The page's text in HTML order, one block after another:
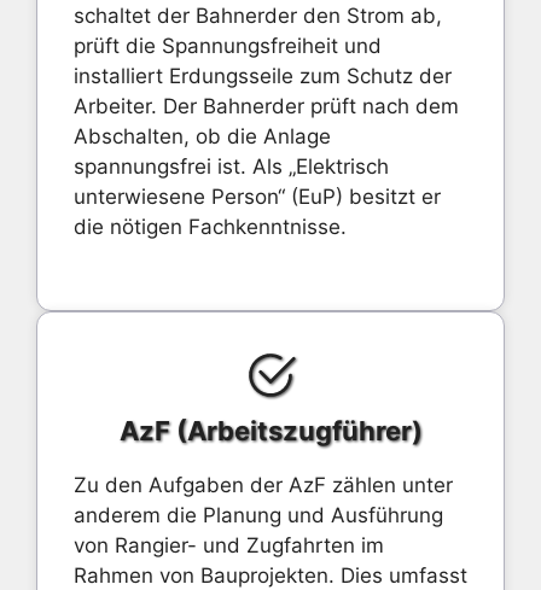
schaltet der Bahnerder den Strom ab,
prüft die Spannungsfreiheit und
installiert Erdungsseile zum Schutz der
Arbeiter. Der Bahnerder prüft nach dem
Abschalten, ob die Anlage
spannungsfrei ist. Als „Elektrisch
unterwiesene Person“ (EuP) besitzt er
die nötigen Fachkenntnisse.
AzF (Arbeitszugführer)
Zu den Aufgaben der AzF zählen unter
anderem die Planung und Ausführung
von Rangier- und Zugfahrten im
Rahmen von Bauprojekten. Dies umfasst